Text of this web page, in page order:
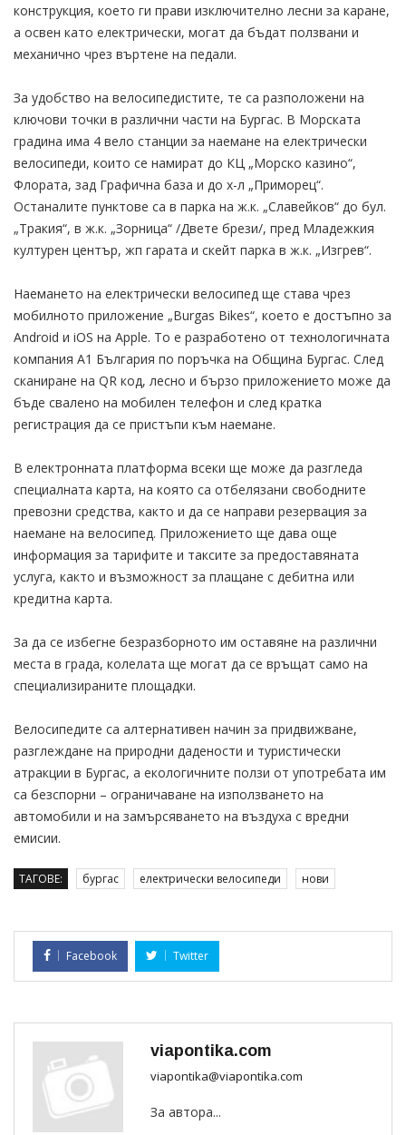
конструкция, което ги прави изключително лесни за каране,
а освен като електрически, могат да бъдат ползвани и
механично чрез въртене на педали.
За удобство на велосипедистите, те са разположени на
ключови точки в различни части на Бургас. В Морската
градина има 4 вело станции за наемане на електрически
велосипеди, които се намират до КЦ „Морско казино“,
Флората, зад Графична база и до х-л „Приморец“.
Останалите пунктове са в парка на ж.к. „Славейков“ до бул.
„Тракия“, в ж.к. „Зорница“ /Двете брези/, пред Младежкия
културен център, жп гарата и скейт парка в ж.к. „Изгрев“.
Наемането на електрически велосипед ще става чрез
мобилното приложение „Burgas Bikes“, което е достъпно за
Android и iOS на Apple. То е разработено от технологичната
компания А1 България по поръчка на Община Бургас. След
сканиране на QR код, лесно и бързо приложението може да
бъде свалено на мобилен телефон и след кратка
регистрация да се пристъпи към наемане.
В електронната платформа всеки ще може да разгледа
специалната карта, на която са отбелязани свободните
превозни средства, както и да се направи резервация за
наемане на велосипед. Приложението ще дава още
информация за тарифите и таксите за предоставяната
услуга, както и възможност за плащане с дебитна или
кредитна карта.
За да се избегне безразборното им оставяне на различни
места в града, колелата ще могат да се връщат само на
специализираните площадки.
Велосипедите са алтернативен начин за придвижване,
разглеждане на природни дадености и туристически
атракции в Бургас, а екологичните ползи от употребата им
са безспорни – ограничаване на използването на
автомобили и на замърсяването на въздуха с вредни
емисии.
ТАГОВЕ: бургас електрически велосипеди нови
Facebook Twitter
viapontika.com
viapontika@viapontika.com
За автора...